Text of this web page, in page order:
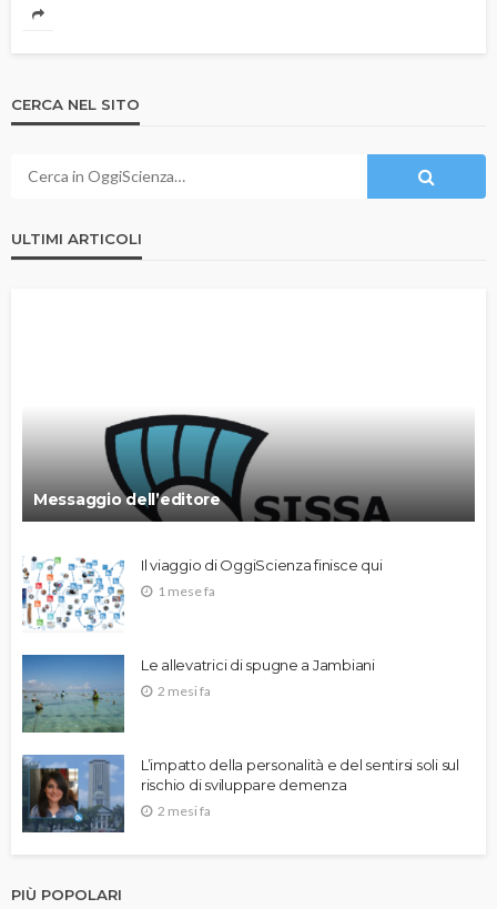
CERCA NEL SITO
ULTIMI ARTICOLI
Messaggio dell’editore
Il viaggio di OggiScienza finisce qui
1 mese fa
Le allevatrici di spugne a Jambiani
2 mesi fa
L’impatto della personalità e del sentirsi soli sul
rischio di sviluppare demenza
2 mesi fa
PIÙ POPOLARI